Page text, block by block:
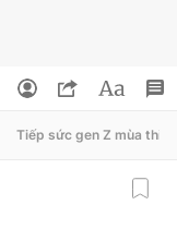
Tiếp sức gen Z mùa thi